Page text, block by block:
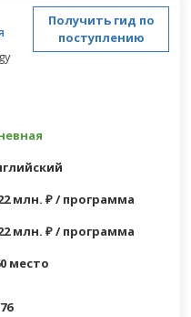
Получить гид по
поступлению
млн. ₽ / программа
млн. ₽ / программа
место